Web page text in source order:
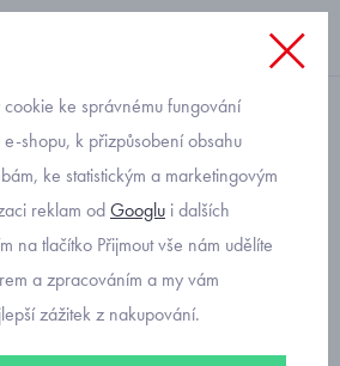
bavlněný pulovr
Mayoral 6340-
cookie ke správnému fungování
shopu, k přizpůsobení obsahu
ke statistickým a marketingovým
reklam odGooglu i dalších
na tlačítko Přijmout vše nám udělíte
a zpracováním a my vám
zážitek z nakupování.